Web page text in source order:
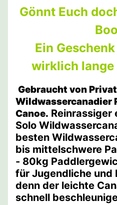
Gönnt Euch
Ein
wirklich lange
Gebraucht von
Wildwassercanadier
Canoe. Reinrassiger
Solo
besten
bis mittelschwere
- 80kg
für Jugendliche und
denn der leichte
schnell